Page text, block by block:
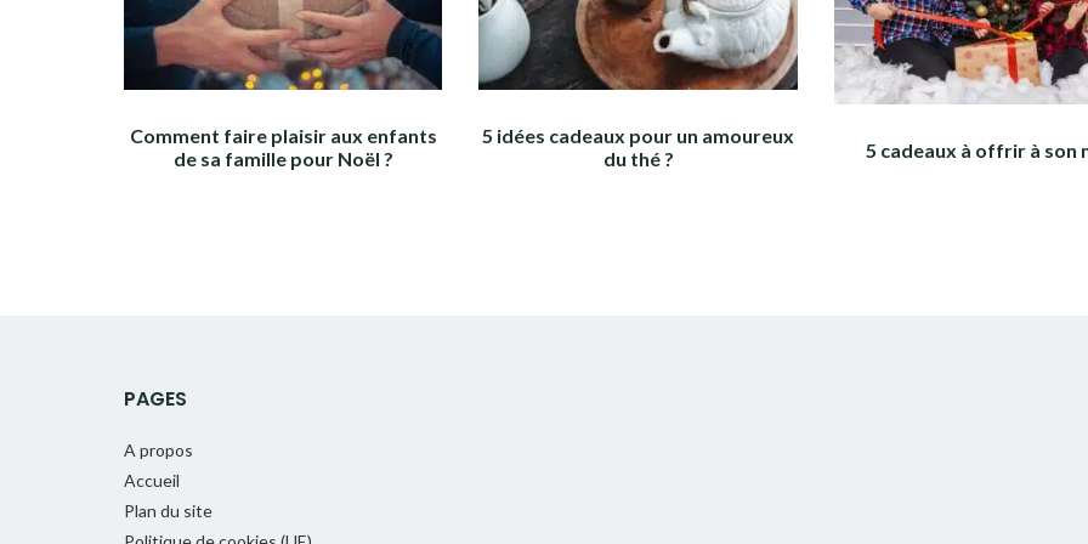
Comment faire plaisir aux enfants
de sa famille pour Noël ?
5 idées cadeaux pour un amoureux
du thé ?
5 cadeaux à offrir à son
PAGES
A propos
Accueil
Plan du site